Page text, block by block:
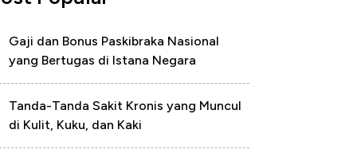
Gaji dan Bonus Paskibraka Nasional
yang Bertugas di Istana Negara
Tanda-Tanda Sakit Kronis yang Muncul
di Kulit, Kuku, dan Kaki